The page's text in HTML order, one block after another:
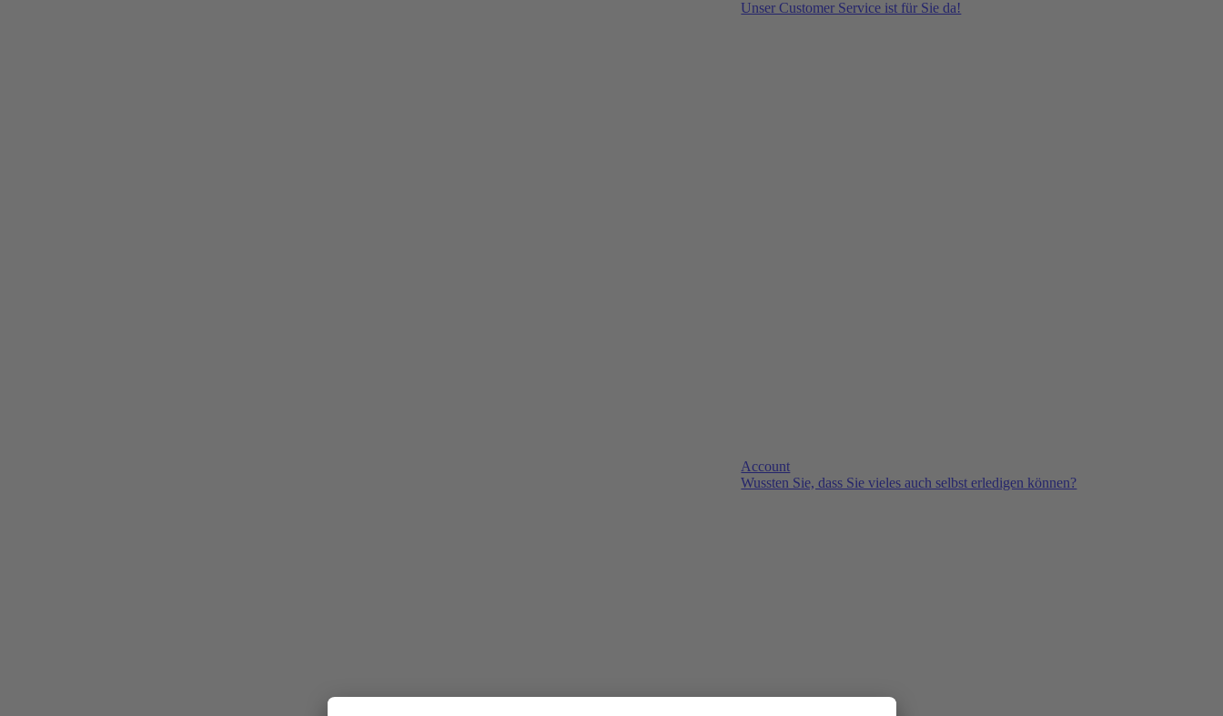
Unser Customer Service ist für Sie da!
Account
Wussten Sie, dass Sie vieles auch selbst erledigen können?